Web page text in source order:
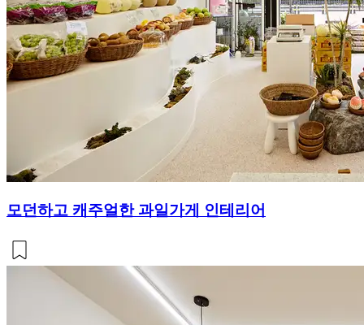
모던하고 캐주얼한 과일가게 인테리어